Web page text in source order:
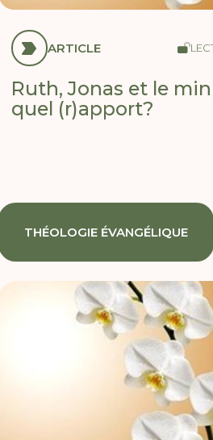
ARTICLE
Ruth, Jonas et le
quel (r)apport?
THÉOLOGIE ÉVANGÉLIQUE